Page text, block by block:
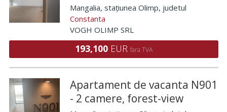
Mangalia, stațiunea Olimp, judetul
Constanta
VOGH OLIMP SRL
193,100 EUR fara TVA
Apartament de vacanta N901
- 2 camere, forest-view